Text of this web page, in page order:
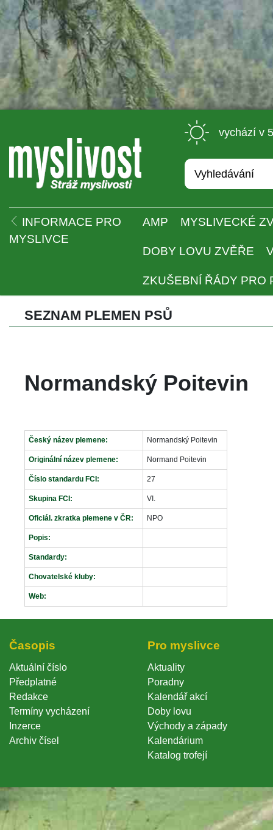
vychází v
INFORMACE PRO
MYSLIVCE
AMP MYSLIVECKÉ
DOBY LOVU ZVĚŘE
ZKUŠEBNÍ ŘÁDY PRO
SEZNAM PLEMEN PSŮ
Normandský Poitevin
Český název plemene: Normandský Poitevin
Originální název plemene: Normand Poitevin
Číslo standardu FCI: 27
Skupina FCI: VI.
Oficiál. zkratka plemene v ČR: NPO
Popis:
Standardy:
Chovatelské kluby:
Web:
Časopi
Aktuální číslo
Předplatné
Redakce
Termíny vycházení
Inzerce
Archiv čísel
Pro myslivce
Aktuality
Poradny
Kalendář akcí
Doby lovu
Východy a západy
Kalendárium
Katalog trofejí